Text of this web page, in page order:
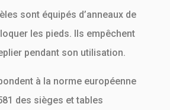
sont équipés d’anneaux de
les pieds. Ils empêchent
pendant son utilisation.
à la norme européenne
des sièges et tables